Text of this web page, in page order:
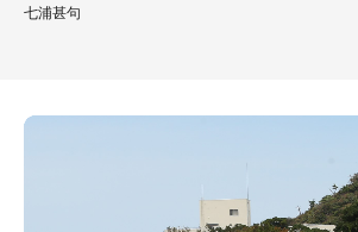
七浦甚句